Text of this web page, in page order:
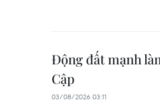
Động đất mạnh
Cập
03/08/2026 03:11